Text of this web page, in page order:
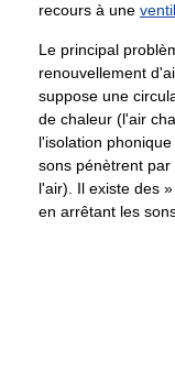
recours à une
Le principal
renouvellement
suppose une
de chaleur (l'air
l'isolation
sons pénètrent
l'air). Il existe des
en arrêtant les